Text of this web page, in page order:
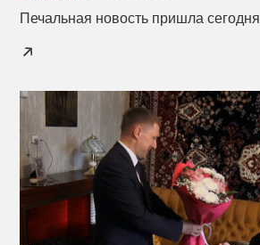
Печальная новость пришла сегодня